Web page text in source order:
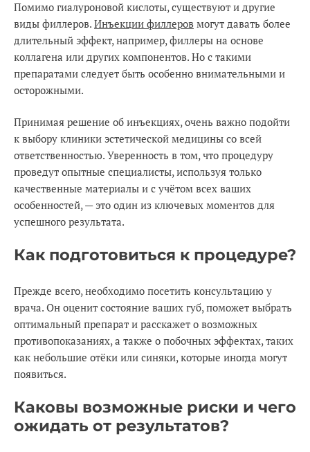
Помимо гиалуроновой кислоты, существуют и другие
виды филлеров. Инъекции филлеров могут давать более
длительный эффект, например, филлеры на основе
коллагена или других компонентов. Но с такими
препаратами следует быть особенно внимательными и
осторожными.
Принимая решение об инъекциях, очень важно подойти
к выбору клиники эстетической медицины со всей
ответственностью. Уверенность в том, что процедуру
проведут опытные специалисты, используя только
качественные материалы и с учётом всех ваших
особенностей, — это один из ключевых моментов для
успешного результата.
Как подготовиться к процедуре?
Прежде всего, необходимо посетить консультацию у
врача. Он оценит состояние ваших губ, поможет выбрать
оптимальный препарат и расскажет о возможных
противопоказаниях, а также о побочных эффектах, таких
как небольшие отёки или синяки, которые иногда могут
появиться.
Каковы возможные риски и чего
ожидать от результатов?